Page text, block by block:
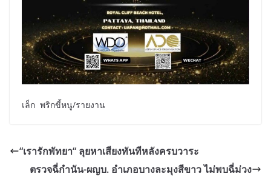
เล็ก พริกขี้หนู/รายงาน
“เรารักพัทยา“ ลุยหาเสียงทันทีหลังครบวาระ
ตรวจฉี่กำนัน-ผญบ. อำเภอบางละมุงสีขาว ไม่พบฉี่ม่วง